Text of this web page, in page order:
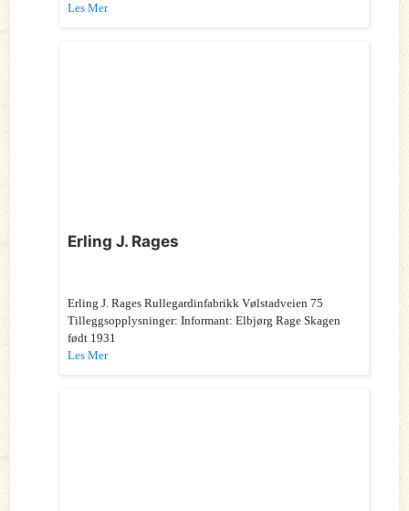
Les Mer
Erling J. Rages
Erling J. Rages Rullegardinfabrikk Vølstadveien 75
Tilleggsopplysninger: Informant: Elbjørg Rage Skagen
født 1931
Les Mer